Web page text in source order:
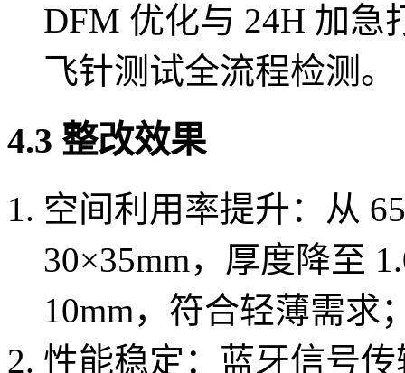
DFM 优化与 24H 加急
飞针测试全流程检测。
4.3 整改效果
空间利用率提升：从
30×35mm，厚度降至
10mm，符合轻薄需求
性能稳定：蓝牙信号